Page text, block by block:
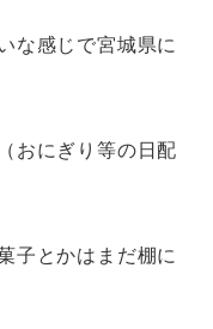
な感じで宮城県に
おにぎり等の日配
子とかはまだ棚に